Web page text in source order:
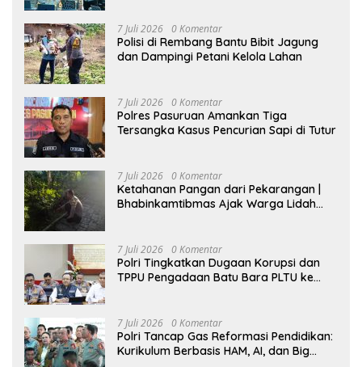
7 Juli 2026 0 Komentar
Polisi di Rembang Bantu Bibit Jagung
dan Dampingi Petani Kelola Lahan
7 Juli 2026 0 Komentar
Polres Pasuruan Amankan Tiga
Tersangka Kasus Pencurian Sapi di Tutur
7 Juli 2026 0 Komentar
Ketahanan Pangan dari Pekarangan |
Bhabinkamtibmas Ajak Warga Lidah
7 Juli 2026 0 Komentar
Polri Tingkatkan Dugaan Korupsi dan
TPPU Pengadaan Batu Bara PLTU ke
7 Juli 2026 0 Komentar
Polri Tancap Gas Reformasi Pendidikan:
Kurikulum Berbasis HAM, AI, dan Big